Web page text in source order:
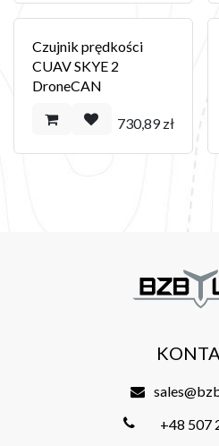
Czujnik prędkości
CUAV SKYE 2
DroneCAN
730,89zł
+48 507